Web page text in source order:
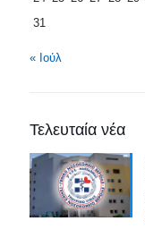
31
« Ιούλ
Τελευταία νέα